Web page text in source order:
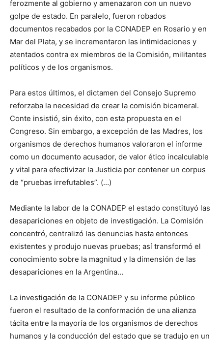
ferozmente al gobierno y amenazaron con un nuevo
golpe de estado. En paralelo, fueron robados
documentos recabados por la CONADEP en Rosario y en
Mar del Plata, y se incrementaron las intimidaciones y
atentados contra ex miembros de la Comisión, militantes
políticos y de los organismos.
Para estos últimos, el dictamen del Consejo Supremo
reforzaba la necesidad de crear la comisión bicameral.
Conte insistió, sin éxito, con esta propuesta en el
Congreso. Sin embargo, a excepción de las Madres, los
organismos de derechos humanos valoraron el informe
como un documento acusador, de valor ético incalculable
y vital para efectivizar la Justicia por contener un corpus
de “pruebas irrefutables”. (…)
Mediante la labor de la CONADEP el estado constituyó las
desapariciones en objeto de investigación. La Comisión
concentró, centralizó las denuncias hasta entonces
existentes y produjo nuevas pruebas; así transformó el
conocimiento sobre la magnitud y la dimensión de las
desapariciones en la Argentina…
La investigación de la CONADEP y su informe público
fueron el resultado de la conformación de una alianza
tácita entre la mayoría de los organismos de derechos
humanos y la conducción del estado que se tradujo en un